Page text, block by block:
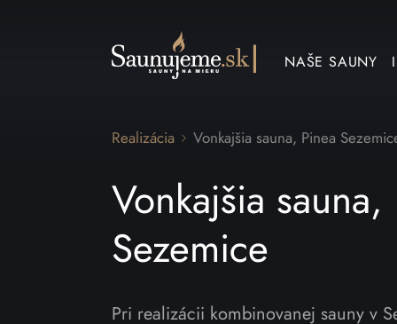
NAŠE SAUNY
Realizácia Vonkajšia sauna, Pinea
Vonkajšia sauna,
Sezemice
Pri realizácii kombinovanej sauny v